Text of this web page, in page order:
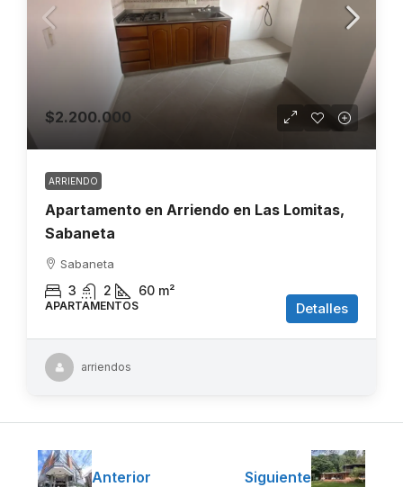
$2.200.000
ARRIENDO
Apartamento en Arriendo en Las Lomitas,
Sabaneta
Sabaneta
3 2 60 m²
APARTAMENTOS Detalles
arriendos
Anterior Siguiente